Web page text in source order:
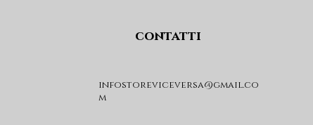
PINKO ANFIBIO MOD. EVA
contatti
infostoreviceversa@gmail.co
m